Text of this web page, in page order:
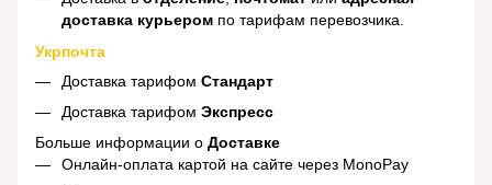
доставка курьером по тарифам перевозчика.
Укрпочта
Доставка тарифом Стандарт
Доставка тарифом Экспресс
Больше информации о Доставке
Онлайн-оплата картой на сайте через MonoPay